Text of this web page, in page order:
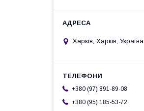
Харків, Харків, Україна
+380 (97) 891-89-08
+380 (95) 185-53-72